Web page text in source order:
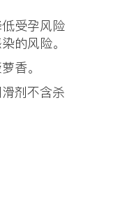
受孕风险
的风险。
香。
剂不含杀